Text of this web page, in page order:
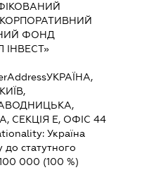
ФОНД
ІНВЕСТ»
УКРАЇНА,
СЕКЦІЯ Е, ОФІС 44
Україна
до статутного
000 (100 %)